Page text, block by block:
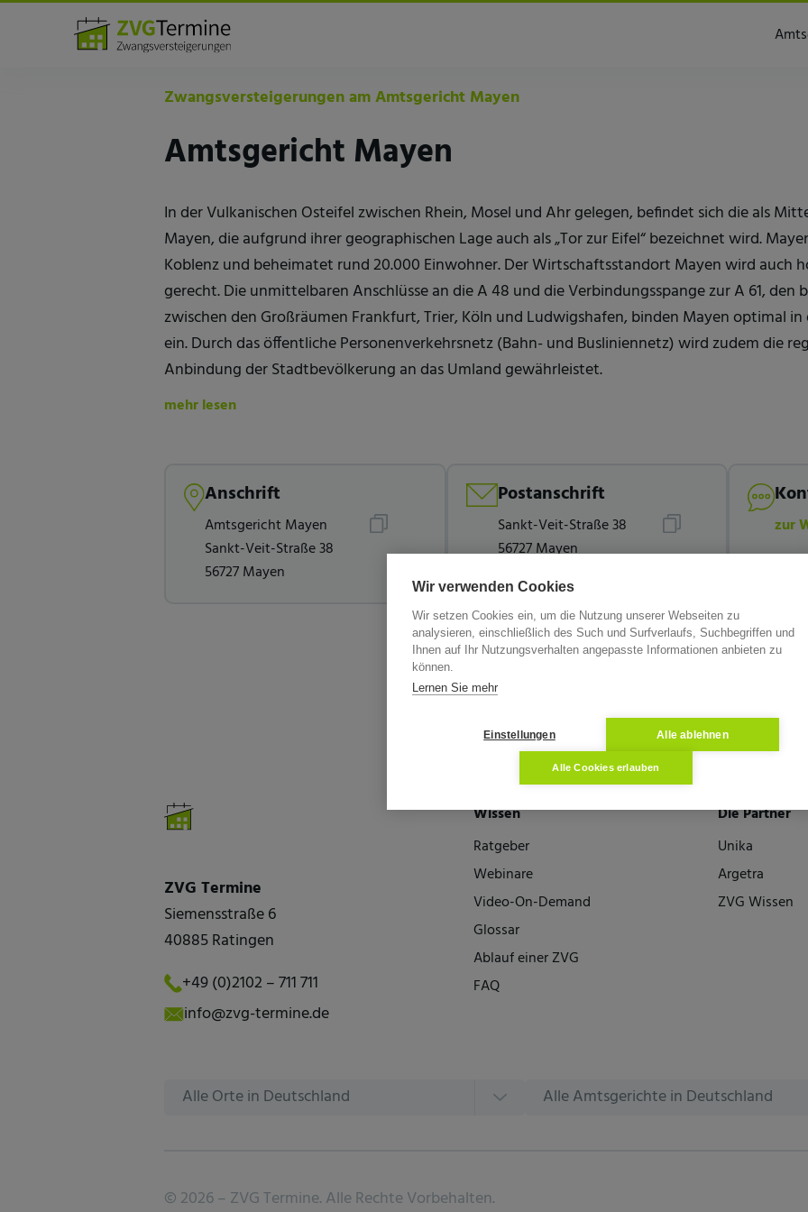
Amtsgerichte
Zwangsversteigerungen am Amtsgericht Mayen
Amtsgericht Mayen
In der Vulkanischen Osteifel zwischen Rhein, Mosel und Ahr gelegen, befindet sich die als
Mayen, die aufgrund ihrer geographischen Lage auch als „Tor zur Eifel“ bezeichnet wird.
Koblenz und beheimatet rund 20.000 Einwohner. Der Wirtschaftsstandort Mayen wird auch
gerecht. Die unmittelbaren Anschlüsse an die A 48 und die Verbindungsspange zur A 61, den
zwischen den Großräumen Frankfurt, Trier, Köln und Ludwigshafen, binden Mayen optimal
ein. Durch das öffentliche Personenverkehrsnetz (Bahn- und Busliniennetz) wird zudem die
Anbindung der Stadtbevölkerung an das Umland gewährleistet.
mehr lesen
Anschrift
Amtsgericht Mayen
Sankt-Veit-Straße 38
56727 Mayen
Postanschrift
Sankt-Veit-Straße 38
56727 Mayen
zur
ZVG Termine
Siemensstraße 6
40885 Ratingen
+49 (0)2102 – 711 711
info@zvg-termine.de
Wissen
Ratgeber
Webinare
Video-On-Demand
Glossar
Ablauf einer ZVG
FAQ
Die Partner
Unika
Argetra
ZVG Wissen
Alle Orte in Deutschland Alle Amtsgerichte in Deutschland
© 2026 – ZVG Termine. Alle Rechte Vorbehalten.
Wir verwenden Cookies
Wir setzen Cookies ein, um die Nutzung unserer Webseiten zu
analysieren, einschließlich des Such und Surfverlaufs, Suchbegriffen und
Ihnen auf Ihr Nutzungsverhalten angepasste Informationen anbieten zu
können.
Lernen Sie mehr
Einstellungen Alle ablehnen
Alle Cookies erlauben